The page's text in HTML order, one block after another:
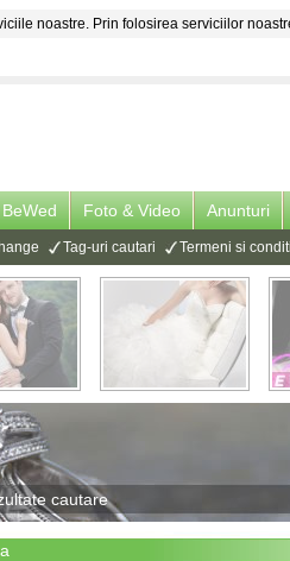
noastre. Prin folosirea serviciilor
Foto & Video Anunturi
Tag-uri cautari Termeni si
cautare